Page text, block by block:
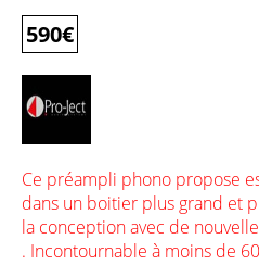
590€
Ce préampli phono propose
dans un boitier plus grand et
la conception avec de
. Incontournable à moins de